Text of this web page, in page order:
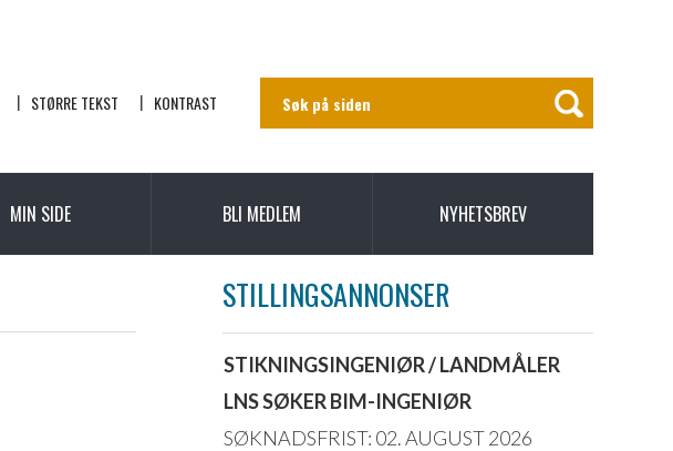
STØRRE TEKST KONTRAST
MIN SIDE BLI MEDLEM NYHETSBREV
STILLINGSANNONSER
STIKNINGSINGENIØR / LANDMÅLER
LNS SØKER BIM-INGENIØR
SØKNADSFRIST: 02. AUGUST 2026